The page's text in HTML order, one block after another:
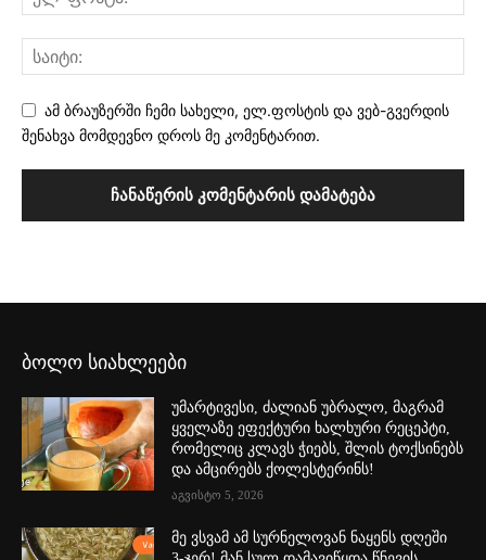
ამ ბრაუზერში ჩემი სახელი, ელ.ფოსტის და ვებ-გვერდის
შენახვა მომდევნო დროს მე კომენტარით.
ბოლო სიახლეები
უმარტივესი, ძალიან უბრალო, მაგრამ
ყველაზე ეფექტური ხალხური რეცეპტი,
რომელიც კლავს ჭიებს, შლის ტოქსინებს
და ამცირებს ქოლესტერინს!
აგვისტო 5, 2026
მე ვსვამ ამ სურნელოვან ნაყენს დღეში